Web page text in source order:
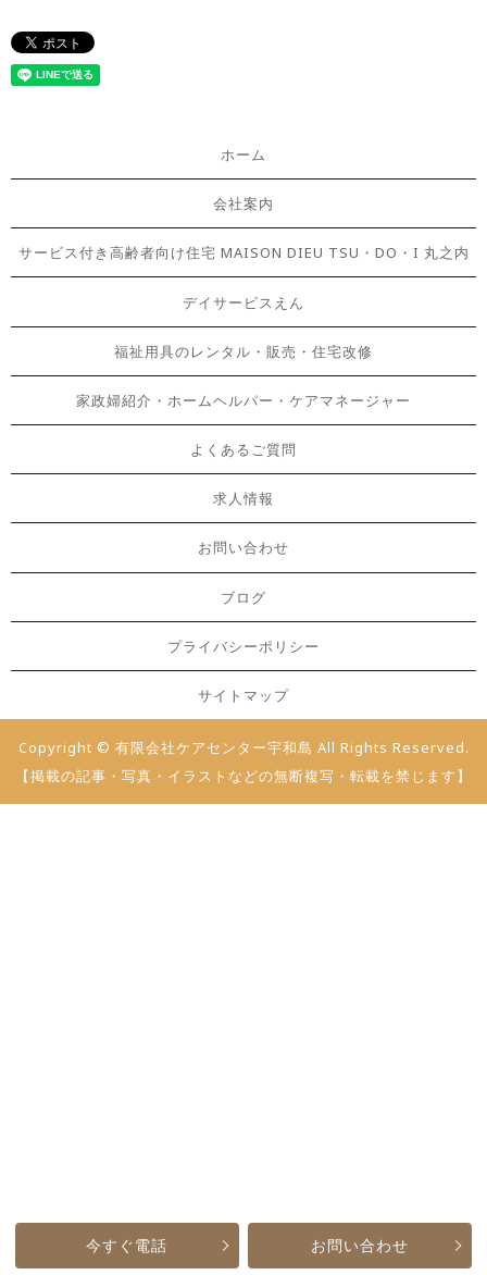
今すぐ電話 お問い合わせ
ホーム
会社案内
サービス付き高齢者向け住宅 MAISON DIEU TSU・DO・I 丸之内
デイサービスえん
福祉用具のレンタル・販売・住宅改修
家政婦紹介・ホームヘルパー・ケアマネージャー
よくあるご質問
求人情報
お問い合わせ
ブログ
プライバシーポリシー
サイトマップ
Copyright © 有限会社ケアセンター宇和島 All Rights Reserved.
【掲載の記事・写真・イラストなどの無断複写・転載を禁じます】